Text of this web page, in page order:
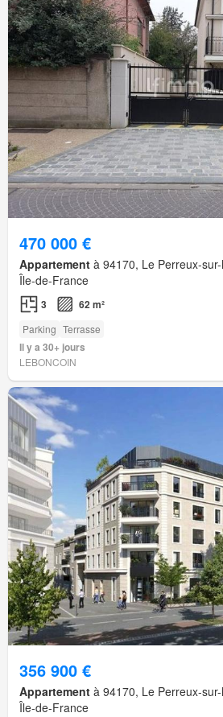
470 000 €
Appartement à 94170, Le Perreux-
Île-de-France
3 62 m²
Parking Terrasse
Il y a 30+ jours
LEBONCOIN
356 900 €
Appartement à 94170, Le Perreux-
Île-de-France